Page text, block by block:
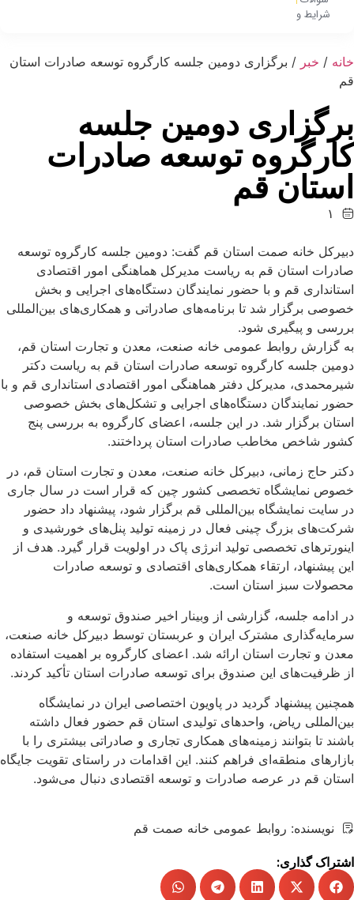
متداول
شرایط و
خانه / خبر / برگزاری دومین جلسه کارگروه توسعه صادرات استان
قم
برگزاری دومین جلسه
کارگروه توسعه صادرات
استان قم
۱
۰
۴
-
۰
۵
-
۰
۴
دبیرکل خانه صمت استان قم گفت: دومین جلسه کارگروه توسعه
صادرات استان قم به ریاست مدیرکل هماهنگی امور اقتصادی
استانداری قم و با حضور نمایندگان دستگاه‌های اجرایی و بخش
خصوصی برگزار شد تا برنامه‌های صادراتی و همکاری‌های بین‌المللی
بررسی و پیگیری شود.
به گزارش روابط عمومی خانه صنعت، معدن و تجارت استان قم،
دومین جلسه کارگروه توسعه صادرات استان قم به ریاست دکتر
شیرمحمدی، مدیرکل دفتر هماهنگی امور اقتصادی استانداری قم و با
حضور نمایندگان دستگاه‌های اجرایی و تشکل‌های بخش خصوصی
استان برگزار شد. در این جلسه، اعضای کارگروه به بررسی پنج
کشور شاخص مخاطب صادرات استان پرداختند.
دکتر حاج زمانی، دبیرکل خانه صنعت، معدن و تجارت استان قم، در
خصوص نمایشگاه تخصصی کشور چین که قرار است در سال جاری
در سایت نمایشگاه بین‌المللی قم برگزار شود، پیشنهاد داد حضور
شرکت‌های بزرگ چینی فعال در زمینه تولید پنل‌های خورشیدی و
اینورترهای تخصصی تولید انرژی پاک در اولویت قرار گیرد. هدف از
این پیشنهاد، ارتقاء همکاری‌های اقتصادی و توسعه صادرات
محصولات سبز استان است.
در ادامه جلسه، گزارشی از وبینار اخیر صندوق توسعه و
سرمایه‌گذاری مشترک ایران و عربستان توسط دبیرکل خانه صنعت،
معدن و تجارت استان ارائه شد. اعضای کارگروه بر اهمیت استفاده
از ظرفیت‌های این صندوق برای توسعه صادرات استان تأکید کردند.
همچنین پیشنهاد گردید در پاویون اختصاصی ایران در نمایشگاه
بین‌المللی ریاض، واحدهای تولیدی استان قم حضور فعال داشته
باشند تا بتوانند زمینه‌های همکاری تجاری و صادراتی بیشتری را با
بازارهای منطقه‌ای فراهم کنند. این اقدامات در راستای تقویت جایگاه
استان قم در عرصه صادرات و توسعه اقتصادی دنبال می‌شود.
نویسنده: روابط عمومی خانه صمت قم
اشتراک گذاری: